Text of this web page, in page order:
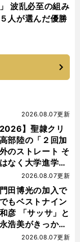
波乱必至の組み
人が選んだ優勝
2026】聖隷クリ
部陸の「２回加
のストレート そ
なく大学進学を
2026.08.07更新
田博光の加入で
もベストナイン
彦 「サッサ」と
浩美がきっか
2026.08.07更新
2026.08.07更新